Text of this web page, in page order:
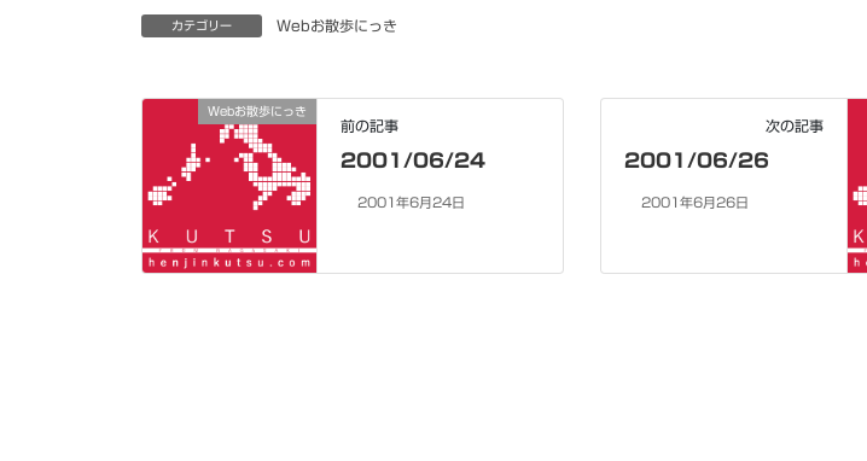
カテゴリー Webお散歩にっき
Webお散歩にっき
前の記事
2001/06/24
2001年6月24日
次の記事
2001/06/26
2001年6月26日